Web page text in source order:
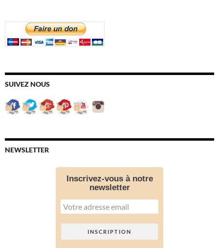
SUIVEZ NOUS
NEWSLETTER
Inscrivez-vous à notre
newsletter